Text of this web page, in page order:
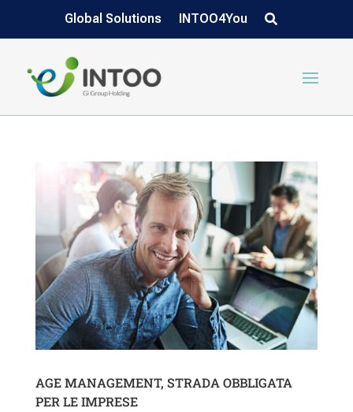
Global Solutions INTOO4You
AGE MANAGEMENT, STRADA OBBLIGATA
PER LE IMPRESE